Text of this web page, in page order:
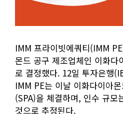
IMM 프라이빗에쿼티(IMM
몬드 공구 제조업체인 이화다
로 결정했다. 12일 투자은행
IMM PE는 이날 이화다이아
(SPA)을 체결하며, 인수 규모
것으로 추정된다.